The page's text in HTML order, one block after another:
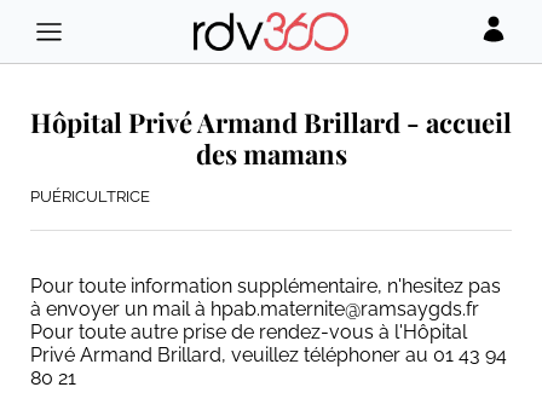
Hôpital Privé Armand Brillard - accueil
des mamans
PUÉRICULTRICE
Pour toute information supplémentaire, n'hesitez pas
à envoyer un mail à hpab.maternite@ramsaygds.fr
Pour toute autre prise de rendez-vous à l'Hôpital
Privé Armand Brillard, veuillez téléphoner au 01 43 94
80 21